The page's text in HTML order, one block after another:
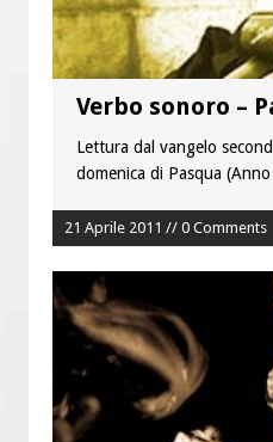
Verbo sonoro –
Lettura dal vangelo
domenica di Pasqua
21 Aprile 2011 // 0 Comments